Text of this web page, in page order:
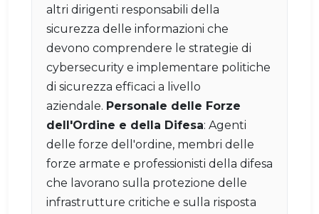
altri dirigenti responsabili della
sicurezza delle informazioni che
devono comprendere le strategie di
cybersecurity e implementare politiche
di sicurezza efficaci a livello
aziendale. Personale delle Forze
dell'Ordine e della Difesa: Agenti
delle forze dell'ordine, membri delle
forze armate e professionisti della difesa
che lavorano sulla protezione delle
infrastrutture critiche e sulla risposta